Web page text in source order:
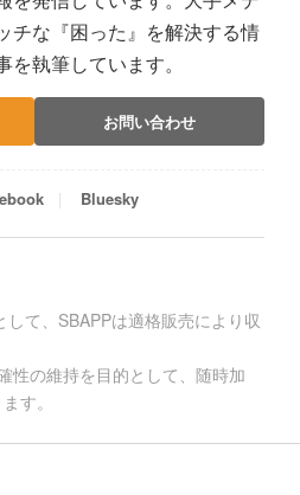
チな『困った』を解決する情
執筆しています。
お問い合わせ
Bluesky
て、SBAPPは適格販売により収
性の維持を目的として、随時加
す。